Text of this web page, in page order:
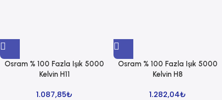
Osram % 100 Fazla Işık 5000
Kelvin H11
1.087,85₺
Osram % 100 Fazla Işık 5000
Kelvin H8
1.282,04₺